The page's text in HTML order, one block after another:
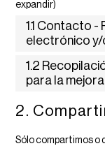
expandir)
1.1 Contacto
electrónico y/
1.2
para la
2.
Sólo compartimos o